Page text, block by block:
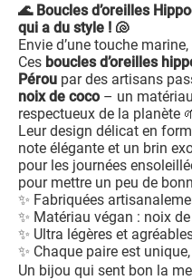
🌊 Boucles d’oreilles
qui a du style ! 🐚
Envie d’une touche
Ces boucles d’oreilles
Pérou par des artisans
noix de coco – un
respectueux de la planète
Leur design délicat en
note élégante et un brin
pour les journées
pour mettre un peu de
✨ Fabriquées
✨ Matériau végan : noix
✨ Ultra légères et
✨ Chaque paire est
Un bijou qui sent bon la